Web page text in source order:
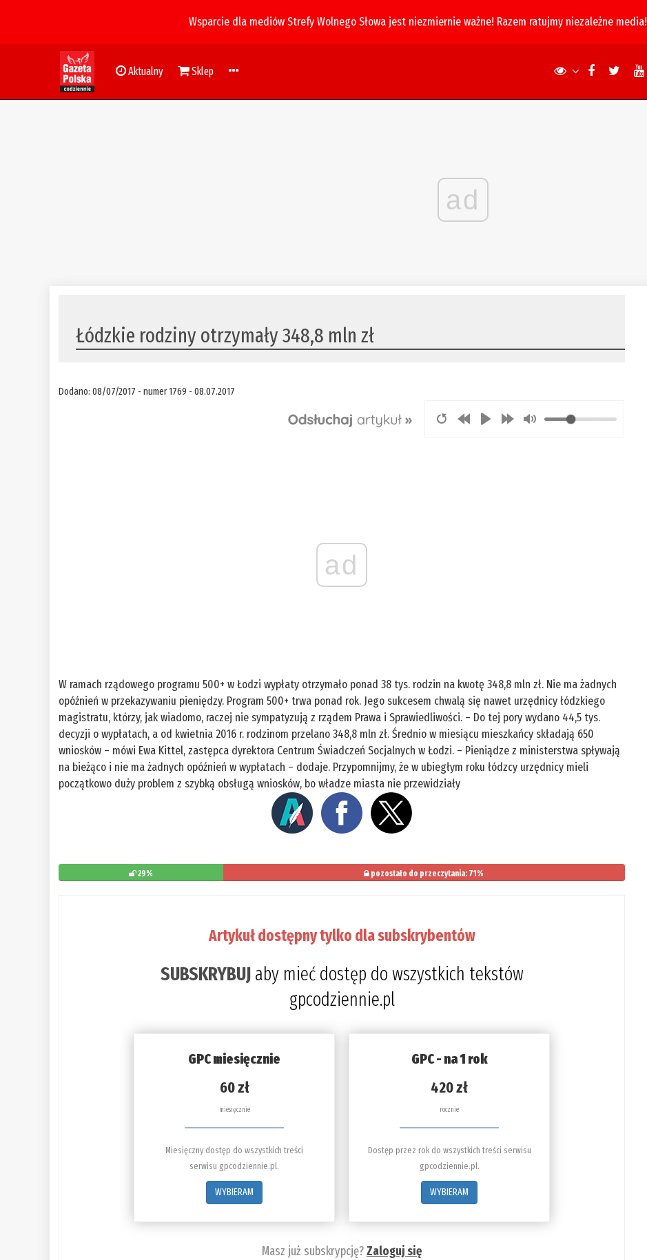
Wsparcie dla mediów Strefy Wolnego Słowa jest niezmiernie ważne! Razem ratujmy niezależne media!
Aktualny Sklep
ad
​Łódzkie rodziny otrzymały 348,8 mln zł
Dodano: 08/07/2017 - numer 1769 - 08.07.2017
ad
W ramach rządowego programu 500+ w Łodzi wypłaty otrzymało ponad 38 tys. rodzin na kwotę 348,8 mln zł. Nie ma żadnych
opóźnień w przekazywaniu pieniędzy. Program 500+ trwa ponad rok. Jego sukcesem chwalą się nawet urzędnicy łódzkiego
magistratu, którzy, jak wiadomo, raczej nie sympatyzują z rządem Prawa i Sprawiedliwości. – Do tej pory wydano 44,5 tys.
decyzji o wypłatach, a od kwietnia 2016 r. rodzinom przelano 348,8 mln zł. Średnio w miesiącu mieszkańcy składają 650
wniosków – mówi Ewa Kittel, zastępca dyrektora Centrum Świadczeń Socjalnych w Łodzi. – Pieniądze z ministerstwa spływają
na bieżąco i nie ma żadnych opóźnień w wypłatach – dodaje. Przypomnijmy, że w ubiegłym roku łódzcy urzędnicy mieli
początkowo duży problem z szybką obsługą wniosków, bo władze miasta nie przewidziały
29% pozostało do przeczytania: 71%
Artykuł dostępny tylko dla subskrybentów
SUBSKRYBUJaby mieć dostęp do wszystkich tekstów
gpcodziennie.pl
GPC miesięcznie
60 zł
miesięcznie
Miesięczny dostęp do wszystkich treści
serwisu gpcodziennie.pl.
WYBIERAM
GPC - na 1 rok
420 zł
rocznie
Dostęp przez rok do wszystkich treści serwisu
gpcodziennie.pl.
WYBIERAM
Masz już subskrypcję?Zaloguj się